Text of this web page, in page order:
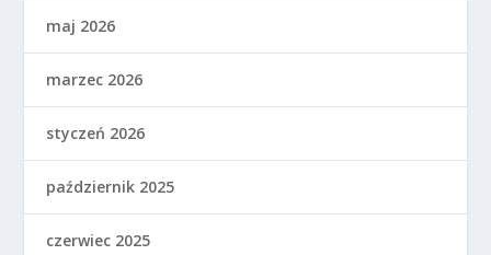
maj 2026
marzec 2026
styczeń 2026
październik 2025
czerwiec 2025